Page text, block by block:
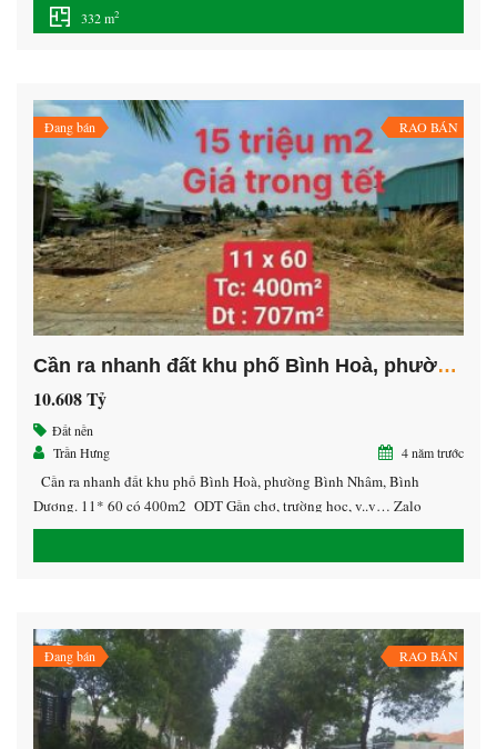
Khu vực an ninh, dân trí cao, giao […]
332 m2
Đang bán RAO BÁN
Cần ra nhanh đất khu phố Bình Hoà, phường Bình Nhâm, Bình Dương
10.608 Tỷ
Đất nền
Trần Hưng
4 năm trước
Cần ra nhanh đất khu phố Bình Hoà, phường Bình Nhâm, Bình
Dương. 11* 60 có 400m2 ODT Gần chợ, trường học, v..v… Zalo
0938532572 Hưng
Đang bán RAO BÁN